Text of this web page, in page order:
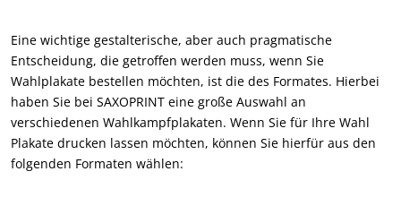
Eine wichtige gestalterische, aber auch pragmatische
Entscheidung, die getroffen werden muss, wenn Sie
Wahlplakate bestellen möchten, ist die des Formates. Hierbei
haben Sie bei SAXOPRINT eine große Auswahl an
verschiedenen Wahlkampfplakaten. Wenn Sie für Ihre Wahl
Plakate drucken lassen möchten, können Sie hierfür aus den
folgenden Formaten wählen: